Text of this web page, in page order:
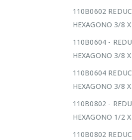
110B0602
HEXAGONO 3/8
110B0604 -
HEXAGONO 3/8
110B0604
HEXAGONO 3/8
110B0802 -
HEXAGONO 1/2
110B0802